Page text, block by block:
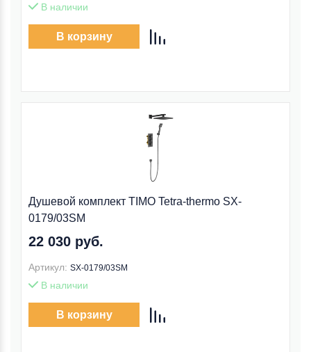
В наличии
В корзину
Душевой комплект TIMO Tetra-thermo SX-
0179/03SM
22 030 руб.
Артикул: SX-0179/03SM
В наличии
В корзину